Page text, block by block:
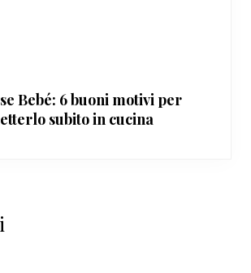
Bebé: 6 buoni motivi per
subito in cucina